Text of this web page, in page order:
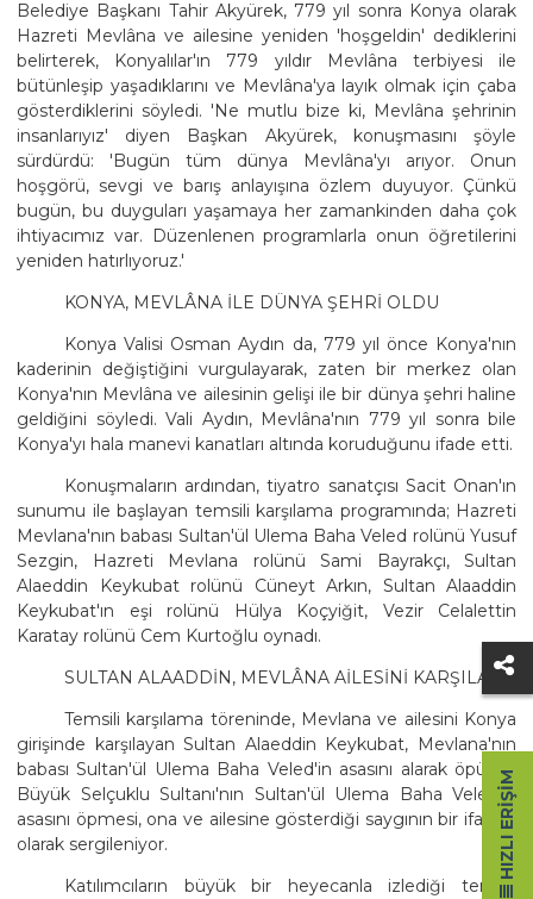
Belediye Başkanı Tahir Akyürek, 779 yıl sonra Konya olarak
Hazreti Mevlâna ve ailesine yeniden 'hoşgeldin' dediklerini
belirterek, Konyalılar'ın 779 yıldır Mevlâna terbiyesi ile
bütünleşip yaşadıklarını ve Mevlâna'ya layık olmak için çaba
gösterdiklerini söyledi. 'Ne mutlu bize ki, Mevlâna şehrinin
insanlarıyız' diyen Başkan Akyürek, konuşmasını şöyle
sürdürdü: 'Bugün tüm dünya Mevlâna'yı arıyor. Onun
hoşgörü, sevgi ve barış anlayışına özlem duyuyor. Çünkü
bugün, bu duyguları yaşamaya her zamankinden daha çok
ihtiyacımız var. Düzenlenen programlarla onun öğretilerini
yeniden hatırlıyoruz.'
KONYA, MEVLÂNA İLE DÜNYA ŞEHRİ OLDU
Konya Valisi Osman Aydın da, 779 yıl önce Konya'nın
kaderinin değiştiğini vurgulayarak, zaten bir merkez olan
Konya'nın Mevlâna ve ailesinin gelişi ile bir dünya şehri haline
geldiğini söyledi. Vali Aydın, Mevlâna'nın 779 yıl sonra bile
Konya'yı hala manevi kanatları altında koruduğunu ifade etti.
Konuşmaların ardından, tiyatro sanatçısı Sacit Onan'ın
sunumu ile başlayan temsili karşılama programında; Hazreti
Mevlana'nın babası Sultan'ül Ulema Baha Veled rolünü Yusuf
Sezgin, Hazreti Mevlana rolünü Sami Bayrakçı, Sultan
Alaeddin Keykubat rolünü Cüneyt Arkın, Sultan Alaaddin
Keykubat'ın eşi rolünü Hülya Koçyiğit, Vezir Celalettin
Karatay rolünü Cem Kurtoğlu oynadı.
SULTAN ALAADDİN, MEVLÂNA AİLESİNİ KARŞILADI
Temsili karşılama töreninde, Mevlana ve ailesini Konya
girişinde karşılayan Sultan Alaeddin Keykubat, Mevlana'nın
babası Sultan'ül Ulema Baha Veled'in asasını alarak öpüyor.
Büyük Selçuklu Sultanı'nın Sultan'ül Ulema Baha Veled'in
asasını öpmesi, ona ve ailesine gösterdiği saygının bir ifadesi
olarak sergileniyor.
Katılımcıların büyük bir heyecanla izlediği temsili
HIZLI ERIŞIM